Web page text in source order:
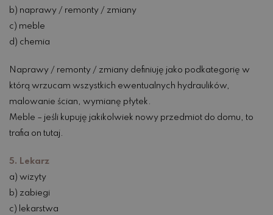
b) naprawy / remonty / zmiany
c) meble
d) chemia
Naprawy / remonty / zmiany definiuję jako podkategorię w
którą wrzucam wszystkich ewentualnych hydraulików,
malowanie ścian, wymianę płytek.
Meble – jeśli kupuję jakikolwiek nowy przedmiot do domu, to
trafia on tutaj.
5. Lekarz
a) wizyty
b) zabiegi
c) lekarstwa